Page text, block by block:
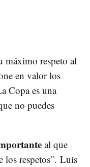
máximo respeto al
en valor los
Copa es una
no puedes
al que
los respetos”. Luis